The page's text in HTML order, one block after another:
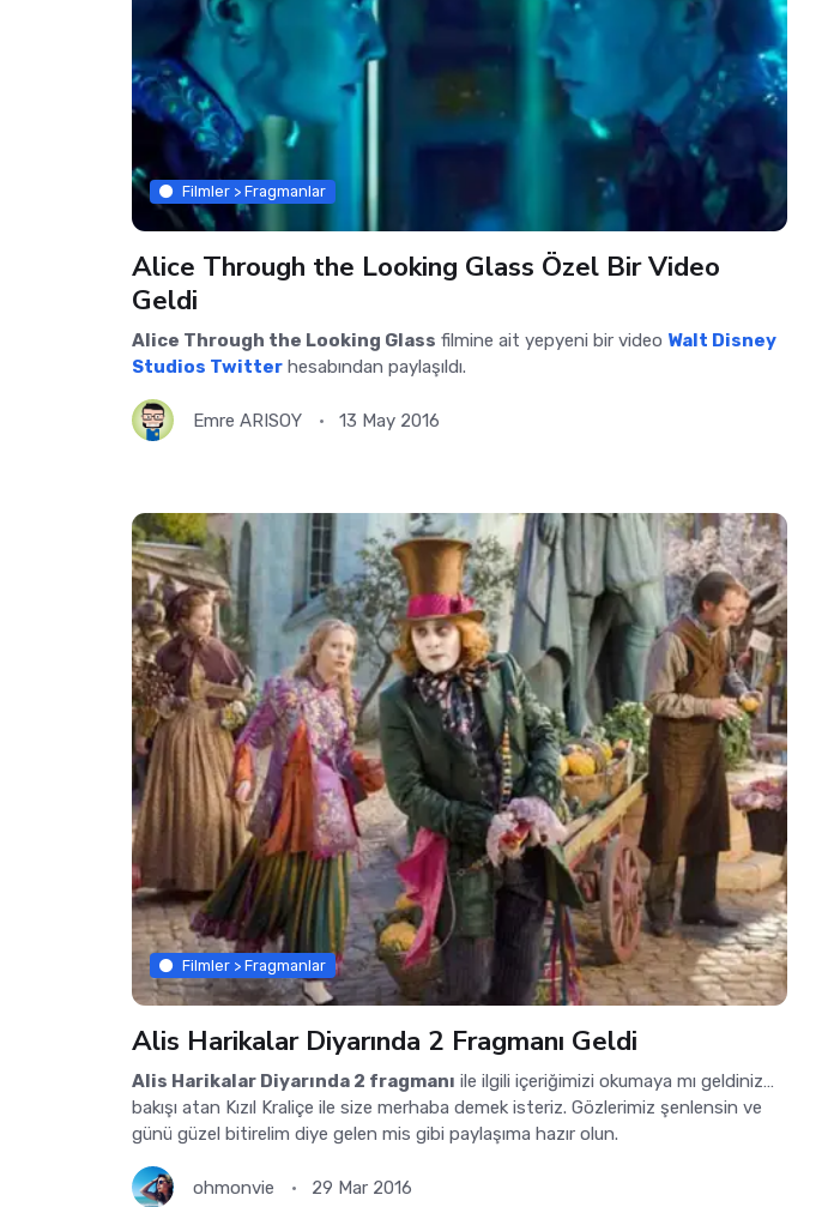
Filmler > Fragmanlar
Alice Through the Looking Glass Özel Bir Video
Geldi
Alice Through the Looking Glass filmine ait yepyeni bir video Walt Disney
Studios Twitterhesabından paylaşıldı.
Emre ARISOY 13 May 2016
Filmler > Fragmanlar
Alis Harikalar Diyarında 2 Fragmanı Geldi
Alis Harikalar Diyarında 2 fragmanı ile ilgili içeriğimizi okumaya mı geldiniz…
bakışı atan Kızıl Kraliçe ile size merhaba demek isteriz. Gözlerimiz şenlensin ve
günü güzel bitirelim diye gelen mis gibi paylaşıma hazır olun.
ohmonvie 29 Mar 2016